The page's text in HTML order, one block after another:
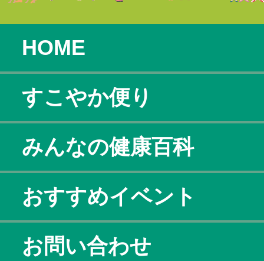
HOME
すこやか便り
みんなの健康百科
おすすめイベント
お問い合わせ